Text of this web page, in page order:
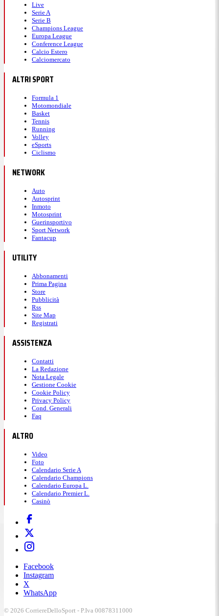
Live
Serie A
Serie B
Champions League
Europa League
Conference League
Calcio Estero
Calciomercato
ALTRI SPORT
Formula 1
Motomondiale
Basket
Tennis
Running
Volley
eSports
Ciclismo
NETWORK
Auto
Autosprint
Inmoto
Motosprint
Guerinsportivo
Sport Network
Fantacup
UTILITY
Abbonamenti
Prima Pagina
Store
Pubblicità
Rss
Site Map
Registrati
ASSISTENZA
Contatti
La Redazione
Nota Legale
Gestione Cookie
Cookie Policy
Privacy Policy
Cond. Generali
Faq
ALTRO
Video
Foto
Calendario Serie A
Calendario Champions
Calendario Europa L.
Calendario Premier L.
Casinò
Facebook
Instagram
X
WhatsApp
© 2026 CorriereDelloSport - P.Iva 00878311000